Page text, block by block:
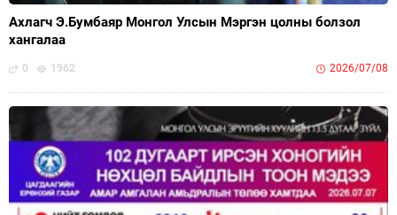
Ахлагч Э.Бумбаяр Монгол Улсын Мэргэн цолны болзол
хангалаа
0 1962 2026/07/08